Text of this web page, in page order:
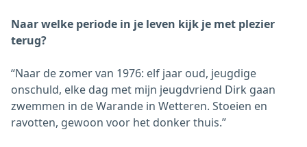
Naar welke periode in je leven kijk je met plezier
terug?
“Naar de zomer van 1976: elf jaar oud, jeugdige
onschuld, elke dag met mijn jeugdvriend Dirk gaan
zwemmen in de Warande in Wetteren. Stoeien en
ravotten, gewoon voor het donker thuis.”